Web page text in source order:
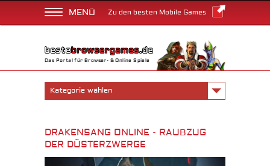
MENÜ Zu den besten Mobile Games
Das Portal für Browser- & Online Spiele
Kategorie wählen
DRAKENSANG ONLINE - RAUBZUG
DER DÜSTERZWERGE